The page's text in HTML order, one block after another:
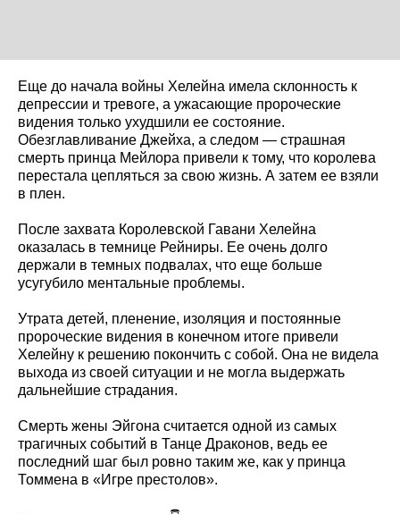
Еще до начала войны Хелейна имела склонность к
депрессии и тревоге, а ужасающие пророческие
видения только ухудшили ее состояние.
Обезглавливание Джейха, а следом — страшная
смерть принца Мейлора привели к тому, что королева
перестала цепляться за свою жизнь. А затем ее взяли
в плен.
После захвата Королевской Гавани Хелейна
оказалась в темнице Рейниры. Ее очень долго
держали в темных подвалах, что еще больше
усугубило ментальные проблемы.
Утрата детей, пленение, изоляция и постоянные
пророческие видения в конечном итоге привели
Хелейну к решению покончить с собой. Она не видела
выхода из своей ситуации и не могла выдержать
дальнейшие страдания.
Смерть жены Эйгона считается одной из самых
трагичных событий в Танце Драконов, ведь ее
последний шаг был ровно таким же, как у принца
Томмена в «Игре престолов».